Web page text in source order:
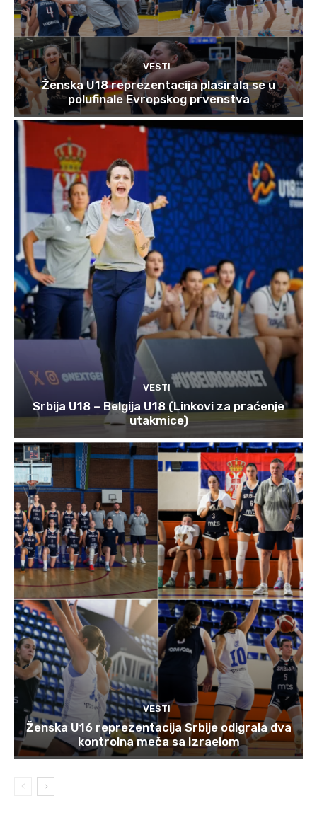
VESTI
Ženska U18 reprezentacija plasirala se u
polufinale Evropskog prvenstva
VESTI
Srbija U18 – Belgija U18 (Linkovi za praćenje
utakmice)
VESTI
Ženska U16 reprezentacija Srbije odigrala dva
kontrolna meča sa Izraelom